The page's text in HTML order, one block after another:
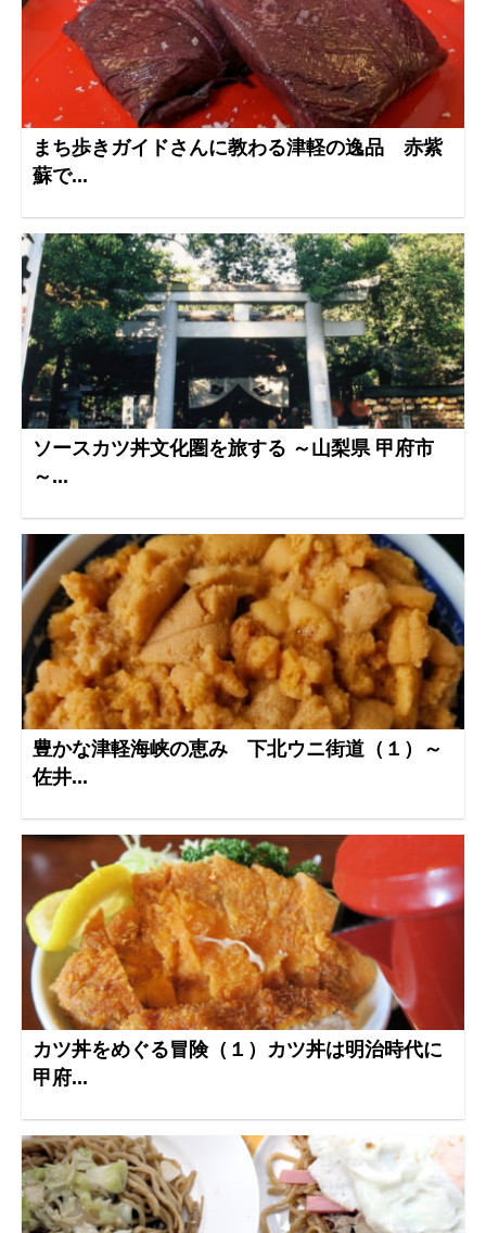
まち歩きガイドさんに教わる津軽の逸品 赤紫
蘇で...
ソースカツ丼文化圏を旅する ～山梨県 甲府市
～...
豊かな津軽海峡の恵み 下北ウニ街道（１）～
佐井...
カツ丼をめぐる冒険（１）カツ丼は明治時代に
甲府...